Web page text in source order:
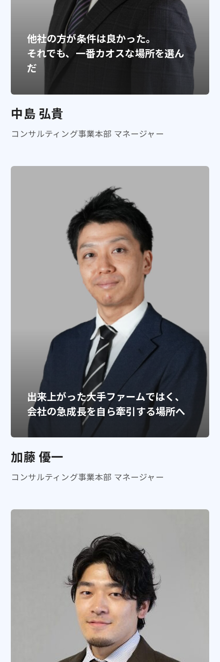
他社の方が条件は良かった。
それでも、一番カオスな場所を選ん
だ
中島 弘貴
コンサルティング事業本部 マネージャー
出来上がった大手ファームではく、
会社の急成長を自ら牽引する場所へ
加藤 優一
コンサルティング事業本部 マネージャー